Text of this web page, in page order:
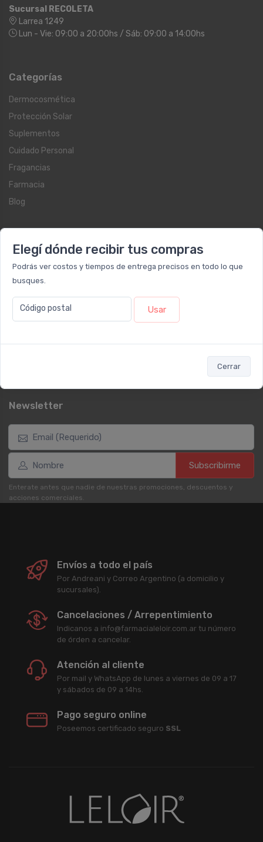
Elegí dónde recibir tus compras
Podrás ver costos y tiempos de entrega precisos en todo lo que
busques.
Código postal Usar
Cerrar
Sucursal RECOLETA
Larrea 1249
Lun - Vie: 09:00 a 20:00hs / Sáb: 09:00 a 14:00hs
Categorías
Dermocosmética
Protección Solar
Suplementos
Cuidado Personal
Fragancias
Farmacia
Blog
Contacto
Beauty Club
Botón de arrepentimiento
Términos y condiciones
Newsletter
Subscribirme
Enterate antes que nadie de nuestras promociones, descuentos y
acciones comerciales.
Envíos a todo el país
Por Andreani y Correo Argentino (a domicilio y
sucursales).
Cancelaciones / Arrepentimiento
Indicanos a info@farmacialeloir.com.ar tu número
de órden a cancelar.
Atención al cliente
Por mail y WhatsApp de lunes a viernes de 09 a 17
y sábados de 09 a 14hs.
Pago seguro online
Poseemos certificado seguro SSL